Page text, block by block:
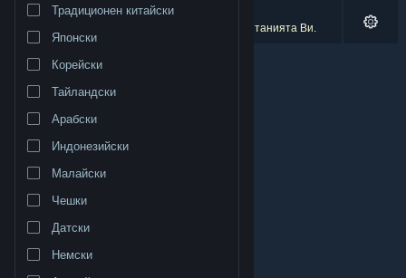
Смяна на езика
Традиционен китайски
Японски
Корейски
Тайландски
Арабски
Индонезийски
Малайски
Чешки
Датски
Немски
0 резултата съответстват на търсенето Ви.
1 заглавие беше изключено спрямо предпочитанията Ви.